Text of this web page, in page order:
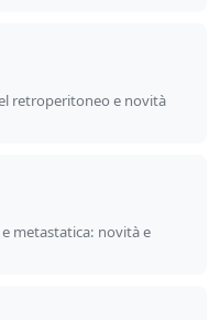
retroperitoneo e novità
metastatica: novità e